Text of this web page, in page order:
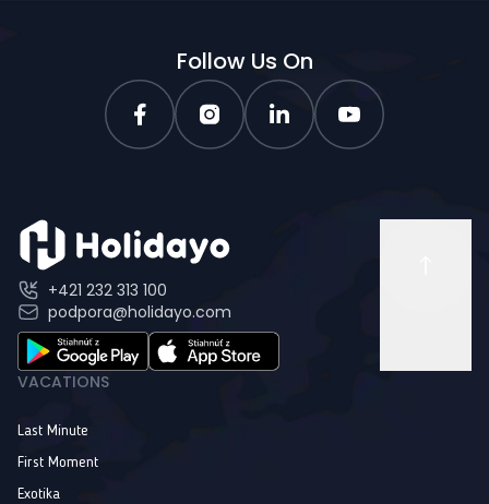
Follow Us On
+421 232 313 100
podpora@holidayo.com
VACATIONS
Last Minute
First Moment
Exotika